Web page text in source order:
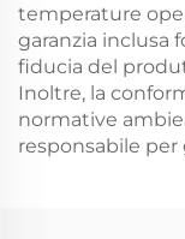
temperature
garanzia inclusa
fiducia del
Inoltre, la
normative
responsabile